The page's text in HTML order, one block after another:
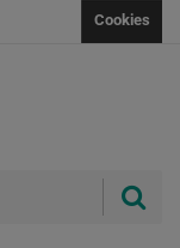
Cookies